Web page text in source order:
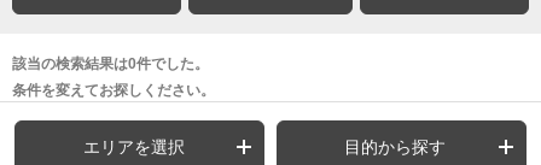
該当の検索結果は0件でした。
条件を変えてお探しください。
エリアを選択 目的から探す